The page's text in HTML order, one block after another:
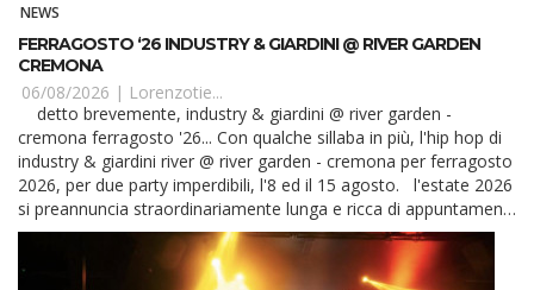
NEWS
FERRAGOSTO ‘26 INDUSTRY & GIARDINI @ RIVER GARDEN
CREMONA
06/08/2026 | Lorenzotie...
cremona ferragosto '26... Con qualche sillaba in più, l'hip hop di
industry & giardini river @ river garden - cremona per ferragosto
2026, per due party imperdibili, l'8 ed il 15 agosto. l'estate 2026
si preannuncia straordinariamente lunga e ricca di appuntamenti
al r...